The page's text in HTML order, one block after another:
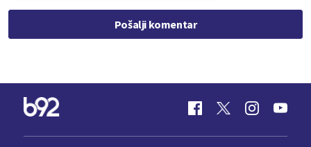
Pošalji komentar